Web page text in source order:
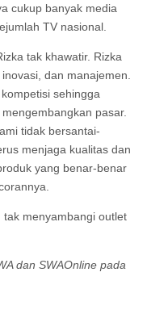
cukup banyak media
TV nasional.
tak khawatir. Rizka
dan manajemen.
sehingga
pasar.
tidak bersantai-
menjaga kualitas dan
yang benar-benar
tak menyambangi outlet
dan SWAOnline pada